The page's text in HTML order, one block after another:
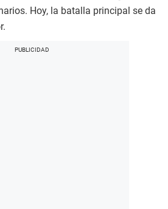
Hoy, la batalla principal se da